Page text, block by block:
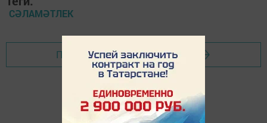
СӘЛАМӘТЛЕК
Перейти на страницу новости